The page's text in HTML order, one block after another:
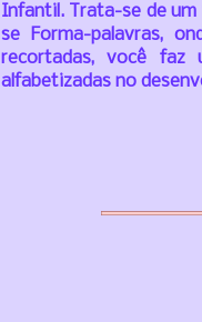
Infantil. Trata-se de um
se Forma-palavras,
recortadas, você
alfabetizadas no